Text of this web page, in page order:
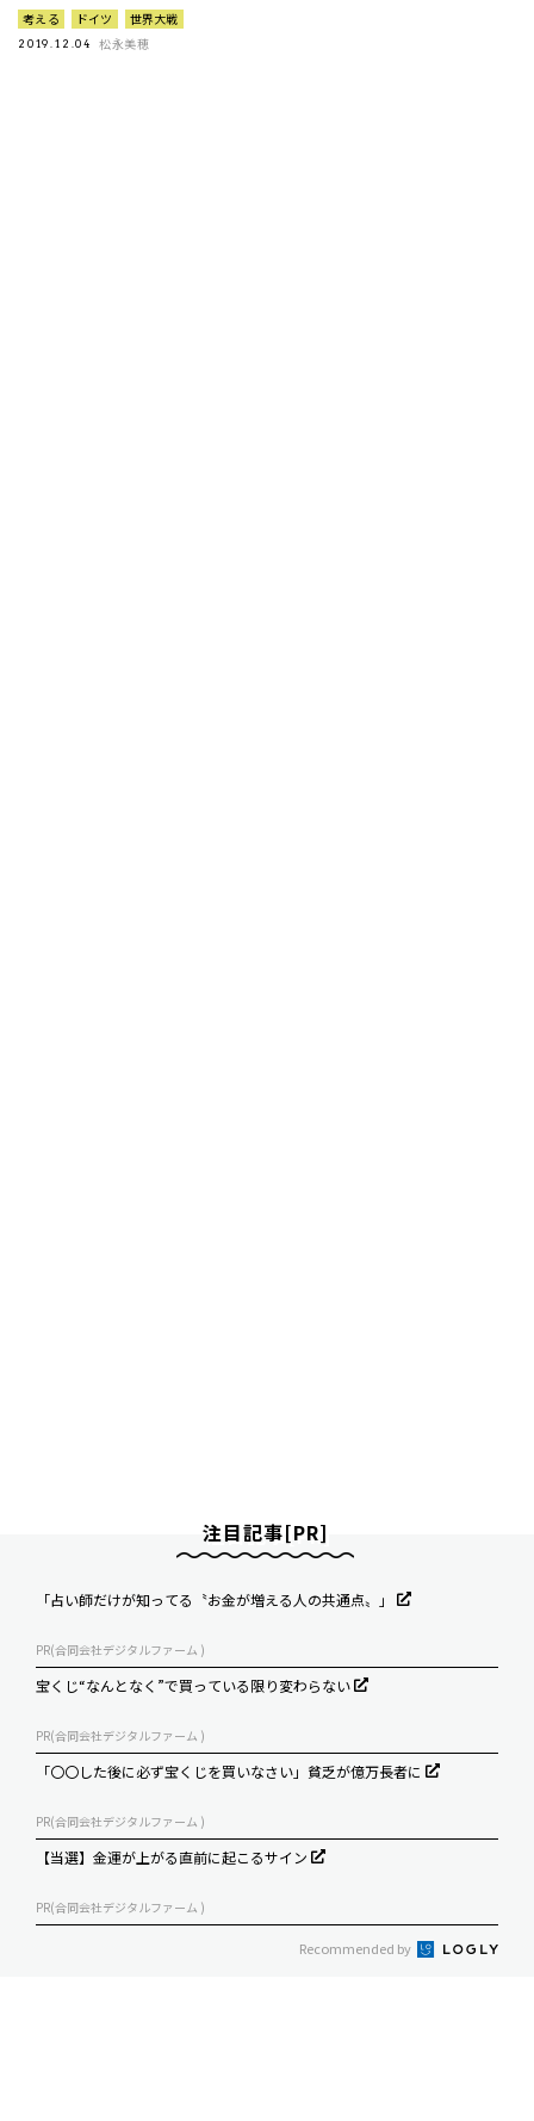
考える ドイツ 世界大戦
2019.12.04 松永美穂
注目記事[PR]
「占い師だけが知ってる〝お金が増える人の共通点〟」
PR(合同会社デジタルファーム )
宝くじ“なんとなく”で買っている限り変わらない
PR(合同会社デジタルファーム )
「〇〇した後に必ず宝くじを買いなさい」貧乏が億万長者に
PR(合同会社デジタルファーム )
【当選】金運が上がる直前に起こるサイン
PR(合同会社デジタルファーム )
Recommended by